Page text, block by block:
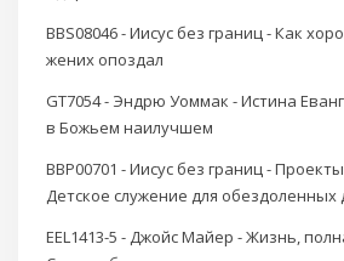
BBS08046 - Иисус без границ - Как
жених опоздал
GT7054 - Эндрю Уоммак - Истина
в Божьем наилучшем
BBP00701 - Иисус без границ -
Детское служение для обездоленных
EEL1413-5 - Джойс Майер - Жизнь,